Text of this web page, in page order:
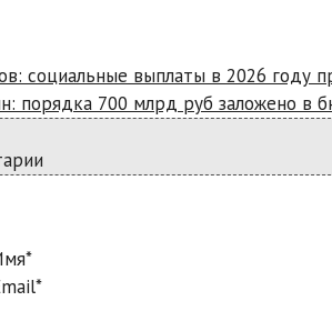
социальные выплаты в 2026 году
порядка 700 млрд руб заложено в